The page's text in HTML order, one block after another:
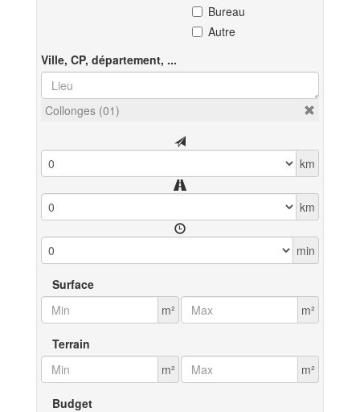
Bureau
Autre
Ville, CP, département, ...
Collonges (01)
km
km
min
Surface
m²
m²
Terrain
m²
m²
Budget